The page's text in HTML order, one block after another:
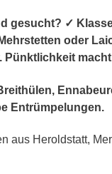
gesucht? ✓
oder
Pünktlichkeit
Entrümpelungen.
aus Heroldstatt,